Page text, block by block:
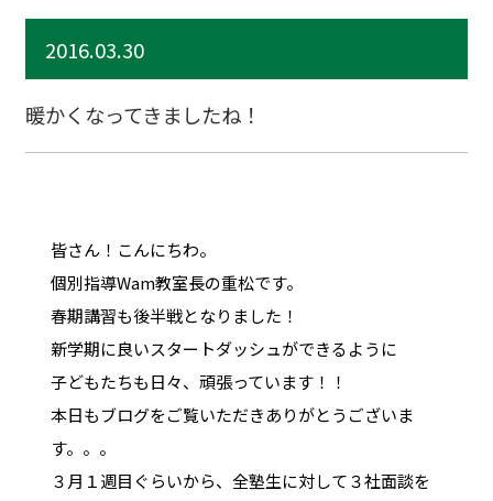
2016.03.30
暖かくなってきましたね！
皆さん！こんにちわ。
個別指導Wam教室長の重松です。
春期講習も後半戦となりました！
新学期に良いスタートダッシュができるように
子どもたちも日々、頑張っています！！
本日もブログをご覧いただきありがとうございま
す。。。
３月１週目ぐらいから、全塾生に対して３社面談を